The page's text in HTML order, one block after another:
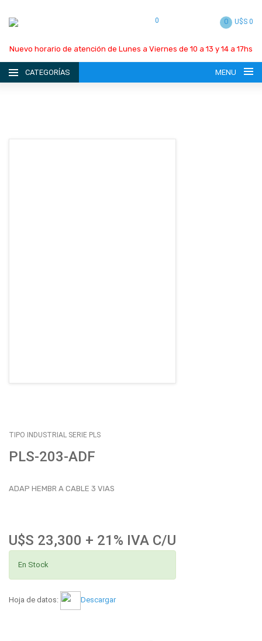
0 0 U$S 0
Nuevo horario de atención de Lunes a Viernes de 10 a 13 y 14 a 17hs
CATEGORÍAS MENU
TIPO INDUSTRIAL SERIE PLS
PLS-203-ADF
ADAP HEMBR A CABLE 3 VIAS
U$S 23,300 + 21% IVA C/U
En Stock
Hoja de datos: Descargar